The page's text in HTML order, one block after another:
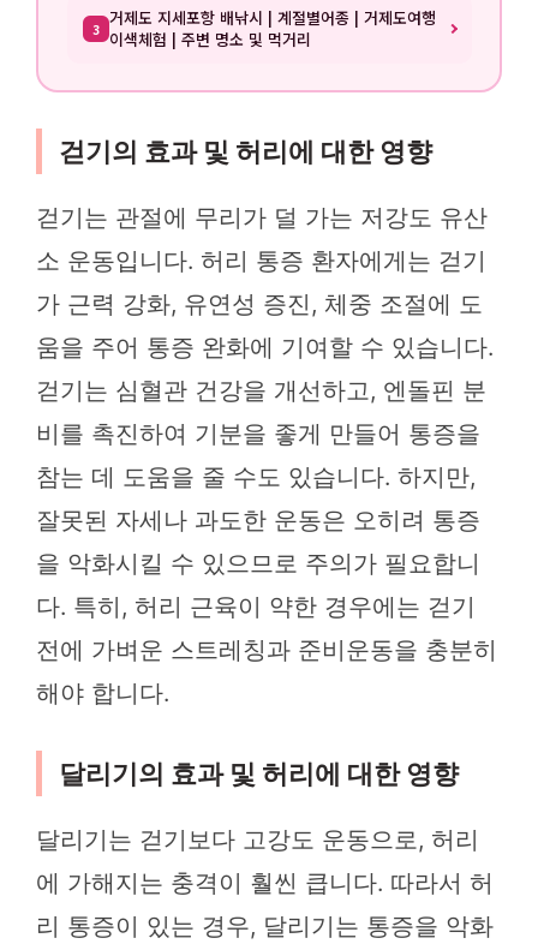
3 거제도 지세포항 배낚시 | 계절별어종 | 거제도여행
이색체험 | 주변 명소 및 먹거리
걷기의 효과 및 허리에 대한 영향
걷기는 관절에 무리가 덜 가는 저강도 유산
소 운동입니다. 허리 통증 환자에게는 걷기
가 근력 강화, 유연성 증진, 체중 조절에 도
움을 주어 통증 완화에 기여할 수 있습니다.
걷기는 심혈관 건강을 개선하고, 엔돌핀 분
비를 촉진하여 기분을 좋게 만들어 통증을
참는 데 도움을 줄 수도 있습니다. 하지만,
잘못된 자세나 과도한 운동은 오히려 통증
을 악화시킬 수 있으므로 주의가 필요합니
다. 특히, 허리 근육이 약한 경우에는 걷기
전에 가벼운 스트레칭과 준비운동을 충분히
해야 합니다.
달리기의 효과 및 허리에 대한 영향
달리기는 걷기보다 고강도 운동으로, 허리
에 가해지는 충격이 훨씬 큽니다. 따라서 허
리 통증이 있는 경우, 달리기는 통증을 악화